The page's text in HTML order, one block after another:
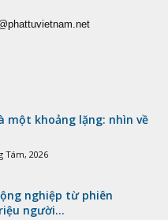
một khoảng lặng: nhìn về
Tám, 2026
nghiệp từ phiên
người...